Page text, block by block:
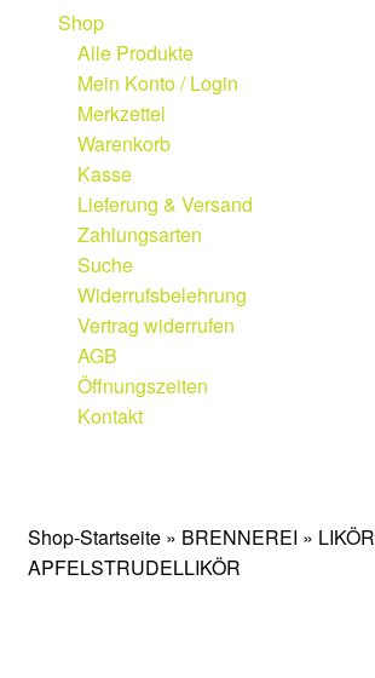
Design Studio
Weine
Qualitätskategorien
Vinothek
Etiketten
Weingut
Weinberge
Shop
Alle Produkte
Mein Konto / Login
Merkzettel
Warenkorb
Kasse
Lieferung & Versand
Zahlungsarten
Suche
Widerrufsbelehrung
Vertrag widerrufen
AGB
Öffnungszeiten
Kontakt
Shop-Startseite» BRENNEREI » LIKÖR
APFELSTRUDELLIKÖR